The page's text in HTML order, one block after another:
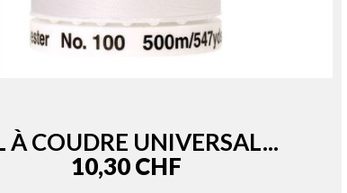
À COUDRE UNIVERSAL...
Price
10,30 CHF